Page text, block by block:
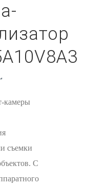
камеры
съемки
С